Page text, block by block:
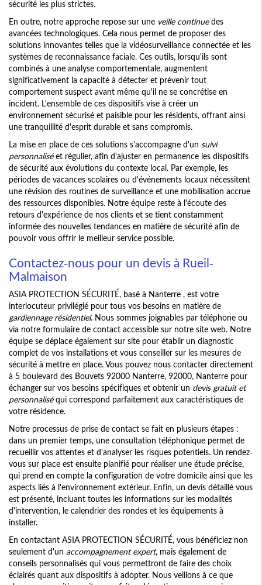
sécurité les plus strictes.
En outre, notre approche repose sur une veille continuedes
avancées technologiques. Cela nous permet de proposer des
solutions innovantes telles que la vidéosurveillance connectée et les
systèmes de reconnaissance faciale. Ces outils, lorsqu'ils sont
combinés à une analyse comportementale, augmentent
significativement la capacité à détecter et prévenir tout
comportement suspect avant même qu'il ne se concrétise en
incident. L'ensemble de ces dispositifs vise à créer un
environnement sécurisé et paisible pour les résidents, offrant ainsi
une tranquillité d'esprit durable et sans compromis.
La mise en place de ces solutions s'accompagne d'un suivi
personnaliséet régulier, afin d'ajuster en permanence les dispositifs
de sécurité aux évolutions du contexte local. Par exemple, les
périodes de vacances scolaires ou d'événements locaux nécessitent
une révision des routines de surveillance et une mobilisation accrue
des ressources disponibles. Notre équipe reste à l'écoute des
retours d'expérience de nos clients et se tient constamment
informée des nouvelles tendances en matière de sécurité afin de
pouvoir vous offrir le meilleur service possible.
Contactez-nous pour un devis à Rueil-
Malmaison
ASIA PROTECTION SÉCURITÉ, basé à Nanterre , est votre
interlocuteur privilégié pour tous vos besoins en matière de
gardiennage résidentiel. Nous sommes joignables par téléphone ou
via notre formulaire de contact accessible sur notre site web. Notre
équipe se déplace également sur site pour établir un diagnostic
complet de vos installations et vous conseiller sur les mesures de
sécurité à mettre en place. Vous pouvez nous contacter directement
à 5 boulevard des Bouvets 92000 Nanterre, 92000, Nanterre pour
échanger sur vos besoins spécifiques et obtenir un devis gratuit et
personnaliséqui correspond parfaitement aux caractéristiques de
votre résidence.
Notre processus de prise de contact se fait en plusieurs étapes :
dans un premier temps, une consultation téléphonique permet de
recueillir vos attentes et d'analyser les risques potentiels. Un rendez-
vous sur place est ensuite planifié pour réaliser une étude précise,
qui prend en compte la configuration de votre domicile ainsi que les
aspects liés à l'environnement extérieur. Enfin, un devis détaillé vous
est présenté, incluant toutes les informations sur les modalités
d'intervention, le calendrier des rondes et les équipements à
installer.
En contactant ASIA PROTECTION SÉCURITÉ, vous bénéficiez non
seulement d'un accompagnement expert, mais également de
conseils personnalisés qui vous permettront de faire des choix
éclairés quant aux dispositifs à adopter. Nous veillons à ce que